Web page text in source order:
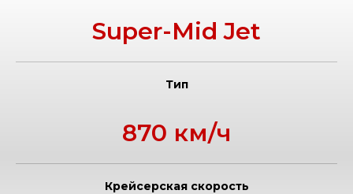
Super-Mid Jet
Тип
870 км/ч
Крейсерская скорость